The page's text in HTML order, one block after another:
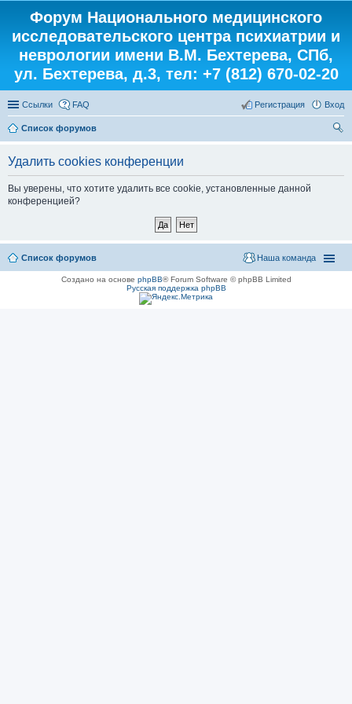
Форум Национального медицинского
исследовательского центра психиатрии и
неврологии имени В.М. Бехтерева, СПб,
ул. Бехтерева, д.3, тел: +7 (812) 670-02-20
Ссылки FAQ Вход
Регистрация
Список форумов
Удалить cookies конференции
Вы уверены, что хотите удалить все cookie, установленные данной
конференцией?
Список форумов Наша команда
Создано на основе phpBB® Forum Software © phpBB Limited
Русская поддержка phpBB